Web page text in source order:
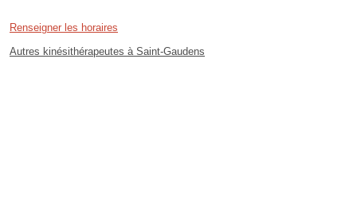
Renseigner les horaires
Autres kinésithérapeutes à Saint-Gaudens